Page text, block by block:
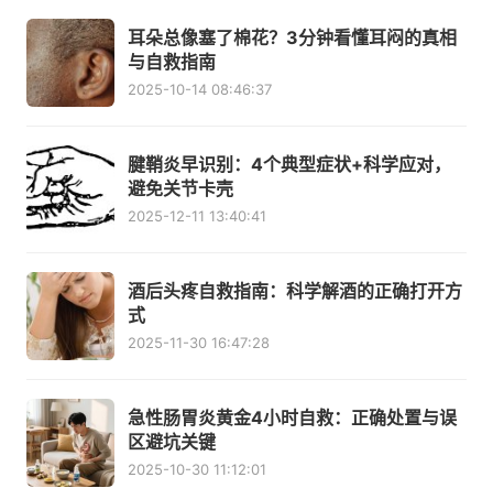
耳朵总像塞了棉花？3分钟看懂耳闷的真相
与自救指南
2025-10-14 08:46:37
腱鞘炎早识别：4个典型症状+科学应对，
避免关节卡壳
2025-12-11 13:40:41
酒后头疼自救指南：科学解酒的正确打开方
式
2025-11-30 16:47:28
急性肠胃炎黄金4小时自救：正确处置与误
区避坑关键
2025-10-30 11:12:01